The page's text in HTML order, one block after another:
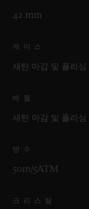
42 mm
케이스
새틴 마감 및 폴리싱
베젤
새틴 마감 및 폴리
방수
50m/5ATM
크리스탈